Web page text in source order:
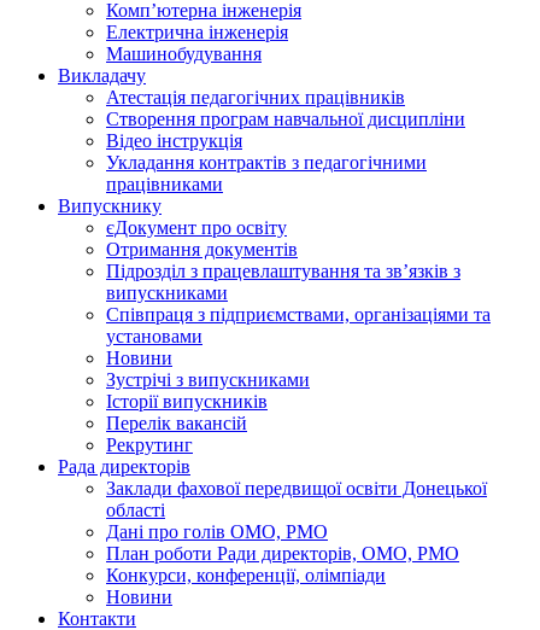
Комп’ютерна інженерія
Електрична інженерія
Машинобудування
Викладачу
Атестація педагогічних працівників
Створення програм навчальної дисципліни
Відео інструкція
Укладання контрактів з педагогічними
працівниками
Випускнику
єДокумент про освіту
Отримання документів
Підрозділ з працевлаштування та зв’язків з
випускниками
Співпраця з підприємствами, організаціями та
установами
Новини
Зустрічі з випускниками
Історії випускників
Перелік вакансій
Рекрутинг
Рада директорів
Заклади фахової передвищої освіти Донецької
області
Дані про голів ОМО, РМО
План роботи Ради директорів, ОМО, РМО
Конкурси, конференції, олімпіади
Новини
Контакти